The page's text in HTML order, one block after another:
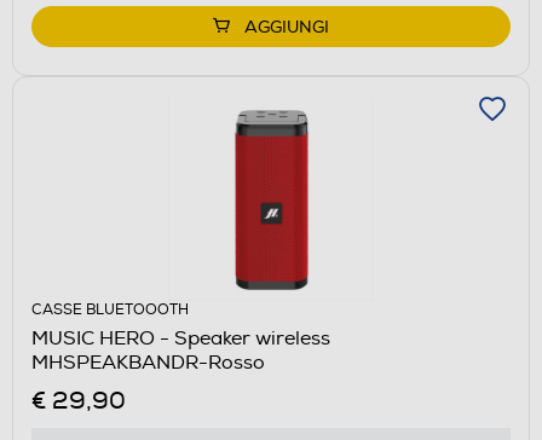
AGGIUNGI
CASSE BLUETOOOTH
MUSIC HERO - Speaker wireless
MHSPEAKBANDR-Rosso
€ 29,90